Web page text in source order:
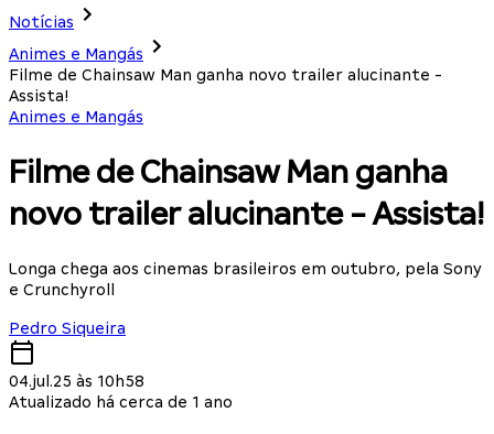
Notícias
Animes e Mangás
Filme de Chainsaw Man ganha novo trailer alucinante -
Assista!
Animes e Mangás
Filme de Chainsaw Man ganha
novo trailer alucinante - Assista!
Longa chega aos cinemas brasileiros em outubro, pela Sony
e Crunchyroll
Pedro Siqueira
04.jul.25 às 10h58
Atualizado há cerca de 1 ano